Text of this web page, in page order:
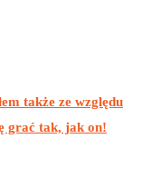
także ze względu
grać tak, jak on!